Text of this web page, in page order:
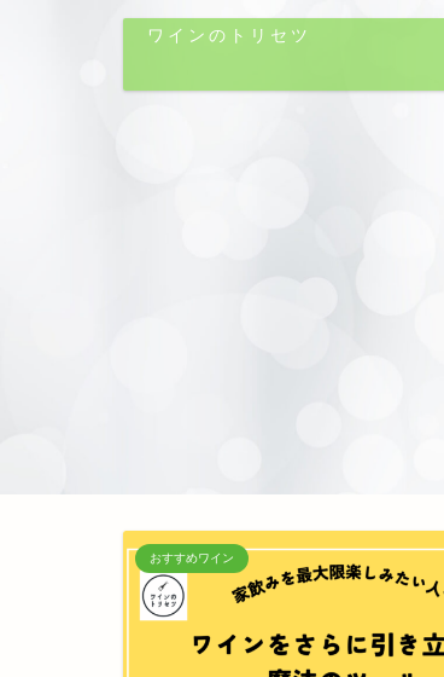
ワインのトリセツ
おすすめワイン